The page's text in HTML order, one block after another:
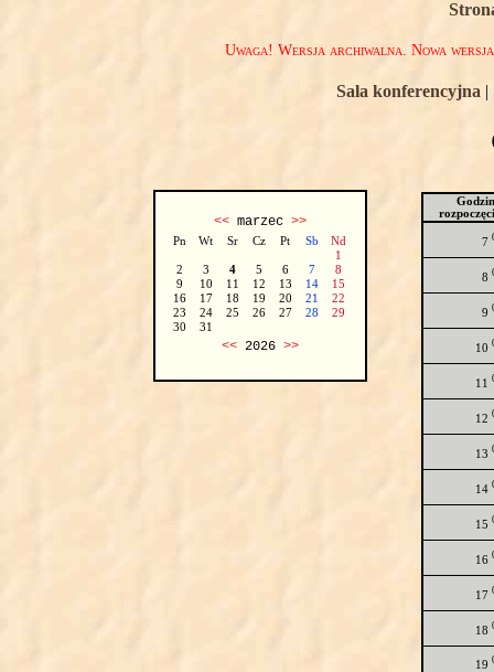
Uwaga! Wersja archiwalna. Nowa
Sala konferencyjna |
<<marzec >>
Pn Wt Sr Cz Pt Sb
Nd
1
2
3 4 5 6 7
8
9
10 11 12 13 14
15
16
17 18 19 20 21
22
23
24 25 26 27 28
29
30
31
<<2026 >>
7
8
9
10
11
12
13
14
15
16
17
18
19